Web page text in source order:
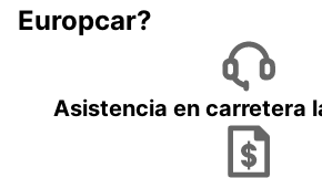
Europcar?
Asistencia en carretera